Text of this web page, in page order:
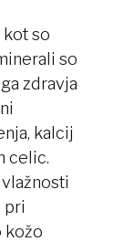
kot so
so
zdravja
kalcij
celic.
pri
kožo